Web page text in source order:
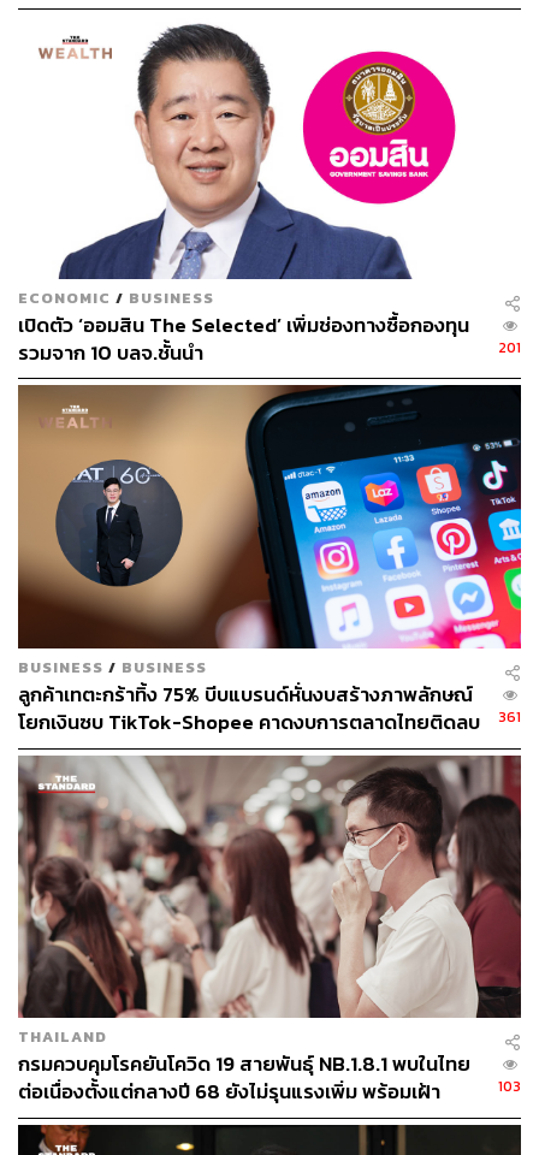
สู่การเมืองอังกฤษ
ECONOMIC / BUSINESS
เปิดตัว ‘ออมสิน The Selected’ เพิ่มช่องทางซื้อกองทุน
รวมจาก 10 บลจ.ชั้นนำ
201
BUSINESS / BUSINESS
ลูกค้าเทตะกร้าทิ้ง 75% บีบแบรนด์หั่นงบสร้างภาพลักษณ์
โยกเงินซบ TikTok-Shopee คาดงบการตลาดไทยติดลบ
ครั้งแรกในรอบ 14 ปี
361
THAILAND
กรมควบคุมโรคยันโควิด 19 สายพันธุ์ NB.1.8.1 พบในไทย
ต่อเนื่องตั้งแต่กลางปี 68 ยังไม่รุนแรงเพิ่ม พร้อมเฝ้า
ระวัง-ติดตามใกล้ชิด
103